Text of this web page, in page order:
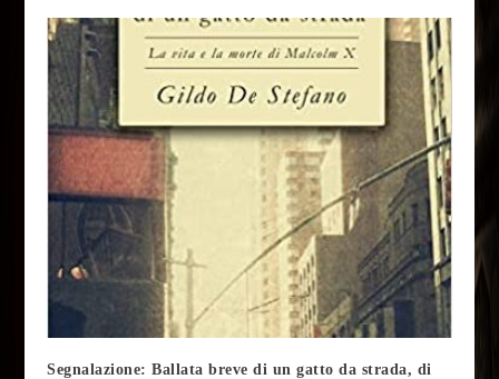
Segnalazione: Ballata breve di un gatto da strada, di